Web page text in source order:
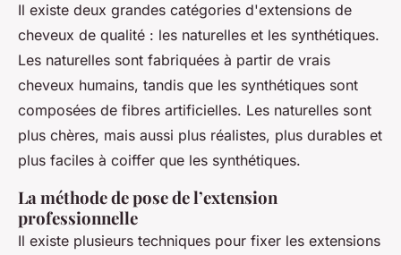
Il existe deux grandes catégories d'extensions de
cheveux de qualité : les naturelles et les synthétiques.
Les naturelles sont fabriquées à partir de vrais
cheveux humains, tandis que les synthétiques sont
composées de fibres artificielles. Les naturelles sont
plus chères, mais aussi plus réalistes, plus durables et
plus faciles à coiffer que les synthétiques.
La méthode de pose de l’extension
professionnelle
Il existe plusieurs techniques pour fixer les extensions